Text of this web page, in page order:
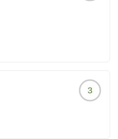
hotel/voice/474?
3